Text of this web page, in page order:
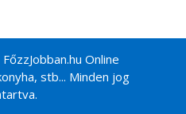
Online
stb... Minden jog